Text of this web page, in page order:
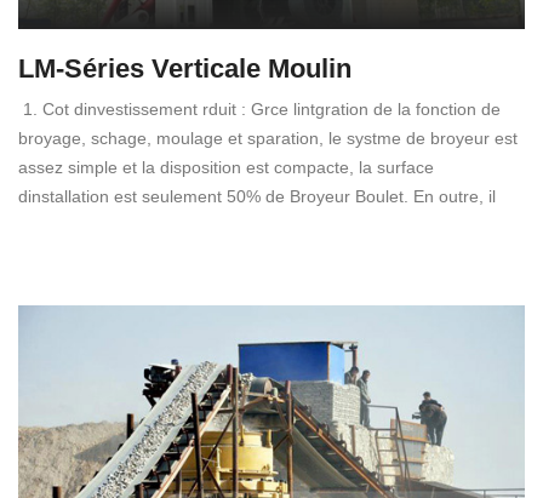
LM-Séries Verticale Moulin
1. Cot dinvestissement rduit : Grce lintgration de la fonction de
broyage, schage, moulage et sparation, le systme de broyeur est
assez simple et la disposition est compacte, la surface
dinstallation est seulement 50% de Broyeur Boulet. En outre, il